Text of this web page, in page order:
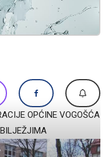
OPĆINE VOGOŠĆA